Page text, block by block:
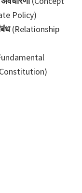
Policy)
(Relationship